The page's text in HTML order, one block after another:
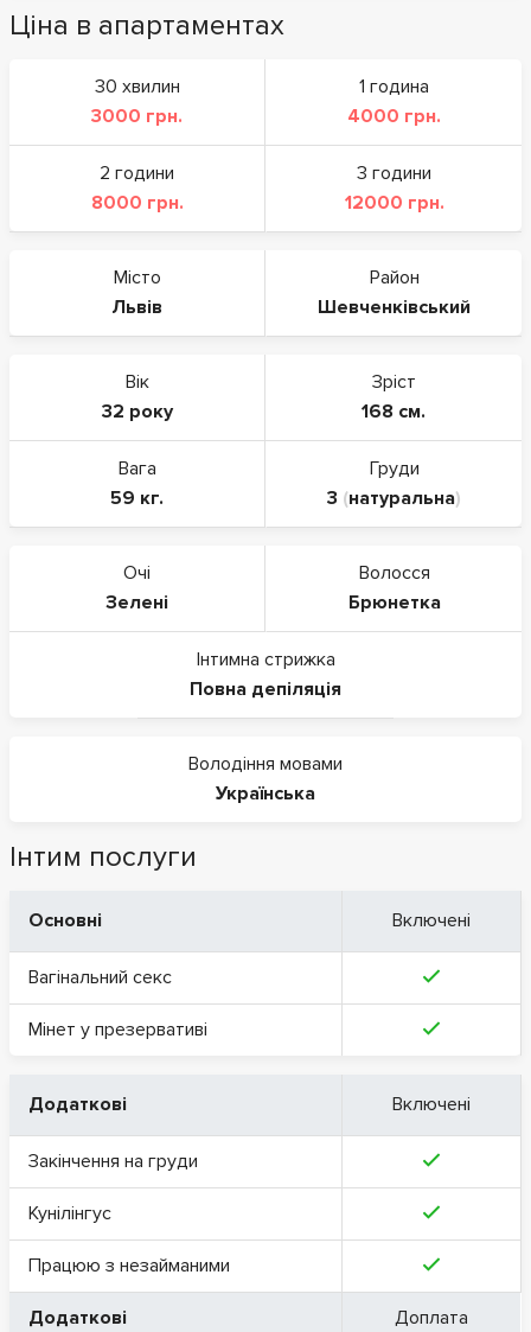
Ціна в апартаментах
30 хвилин
3000 грн.
1 година
4000 грн.
2 години
8000 грн.
3 години
12000 грн.
Місто
Львів
Район
Шевченківський
Вік
32 року
Зріст
168 см.
Вага
59 кг.
Груди
3 (натуральна)
Очі
Зелені
Волосся
Брюнетка
Інтимна стрижка
Повна депіляція
Володіння мовами
Українська
Інтим послуги
Основні Включені
Вагінальний секс
Мінет у презервативі
Додаткові Включені
Закінчення на груди
Кунілінгус
Працюю з незайманими
Додаткові Доплата